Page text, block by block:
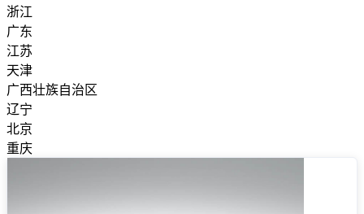
浙江
广东
江苏
天津
广西壮族自治区
辽宁
北京
重庆